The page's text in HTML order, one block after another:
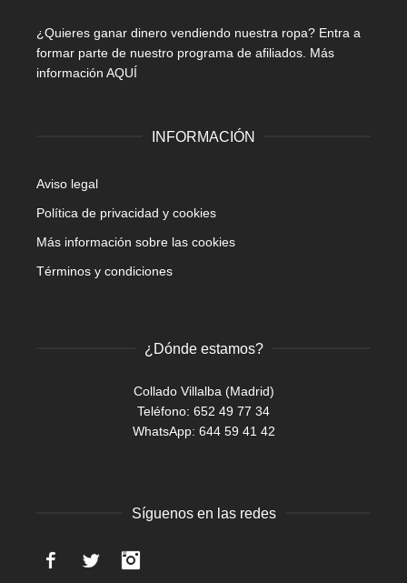
¿Quieres ganar dinero vendiendo nuestra ropa? Entra a
formar parte de nuestro programa de afiliados. Más
información AQUÍ
INFORMACIÓN
Aviso legal
Política de privacidad y cookies
Más información sobre las cookies
Términos y condiciones
¿Dónde estamos?
Collado Villalba (Madrid)
Teléfono: 652 49 77 34
WhatsApp: 644 59 41 42
Síguenos en las redes
FacebookTwitter